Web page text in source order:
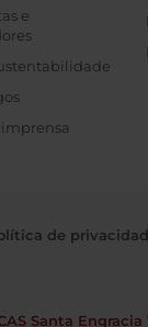
e
de
Santa Engracia